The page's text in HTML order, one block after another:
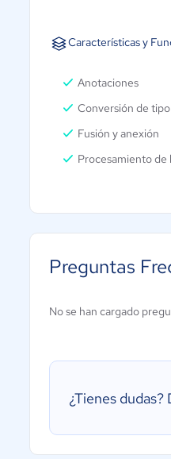
Características y
Anotaciones
Conversión de
Fusión y anexión
Procesamiento de
Preguntas
No se han cargado
¿Tienes dudas?